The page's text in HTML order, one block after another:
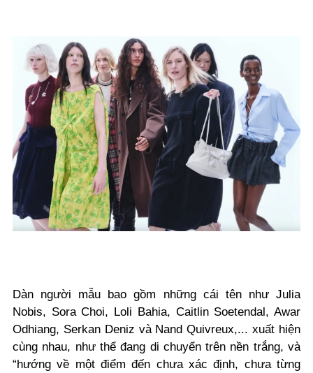
Dàn người mẫu bao gồm những cái tên như Julia
Nobis, Sora Choi, Loli Bahia, Caitlin Soetendal, Awar
Odhiang, Serkan Deniz và Nand Quivreux,... xuất hiện
cùng nhau, như thể đang di chuyển trên nền trắng, và
“hướng về một điểm đến chưa xác định, chưa từng